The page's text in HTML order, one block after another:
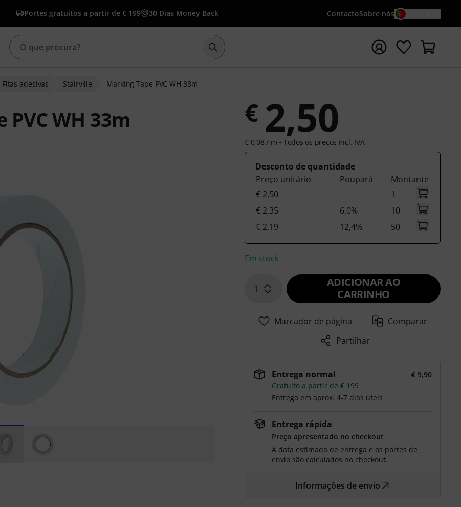
Portes gratuitos a partir de € 199 30 Dias Money Back ContactoSobre nós
Iniciar pesquisa com o termo de pesquisa {searchTerm}
Fitas adesivas Stairville Marking Tape PVC WH 33m
WH 33m
clientes
€ 2,50
€ 0,08 / m • Todos os preços incl. IVA
Desconto de quantidade
Preço unitário
Poupará
Montante
€ 2,50
1
€ 2,35
6,0%
10
€ 2,19
12,4% 50
Em stock
1
ADICIONAR AO
CARRINHO
Marcador de página
Comparar
Partilhar
Entrega normal
€ 9,90
Gratuito a partir de € 199
Entrega em aprox. 4-7 dias úteis
Entrega rápida
Preço apresentado no checkout
A data estimada de entrega e os portes de
envio são calculados no checkout.
Informações de envio